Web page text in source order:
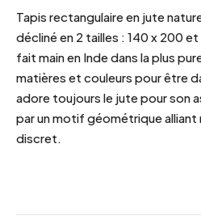
Tapis rectangulaire en jute
décliné en 2 tailles : 140 x 200
fait main en Inde dans la plus
matières et couleurs pour être
adore toujours le jute pour son
par un motif géométrique
discret.